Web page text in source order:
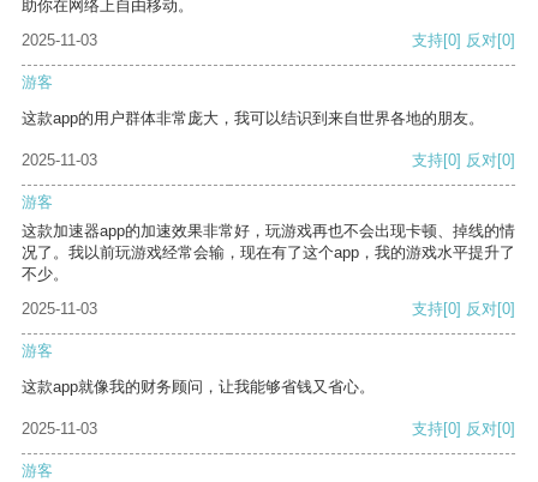
助你在网络上自由移动。
2025-11-03
支持[0] 反对[0]
游客
这款app的用户群体非常庞大，我可以结识到来自世界各地的朋友。
2025-11-03 支持[0] 反对[0]
游客
这款加速器app的加速效果非常好，玩游戏再也不会出现卡顿、掉线的情
况了。我以前玩游戏经常会输，现在有了这个app，我的游戏水平提升了
不少。
2025-11-03
支持[0] 反对[0]
游客
这款app就像我的财务顾问，让我能够省钱又省心。
2025-11-03 支持[0] 反对[0]
游客